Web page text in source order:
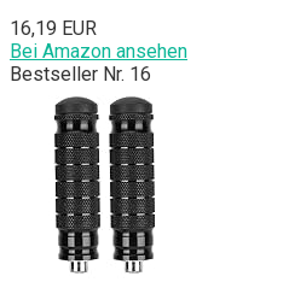
16,19 EUR
Bei Amazon ansehen
Bestseller Nr. 16